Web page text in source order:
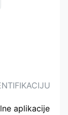
aplikacije